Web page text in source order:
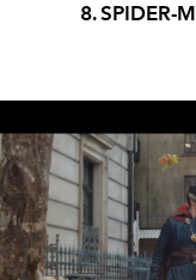
8. SPIDER-